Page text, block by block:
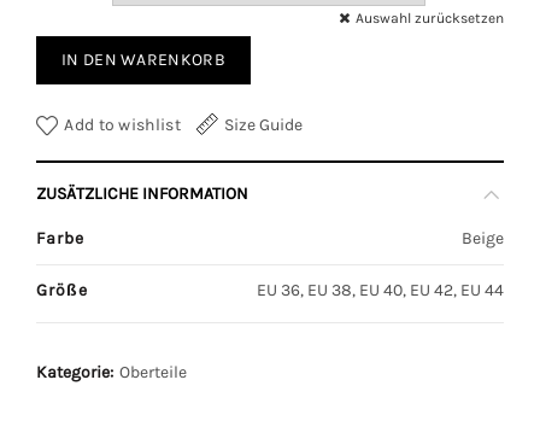
Auswahl zurücksetzen
IN DEN WARENKORB
Add to wishlist Size Guide
ZUSÄTZLICHE INFORMATION
Farbe Beige
Größe EU 36, EU 38, EU 40, EU 42, EU 44
Kategorie: Oberteile